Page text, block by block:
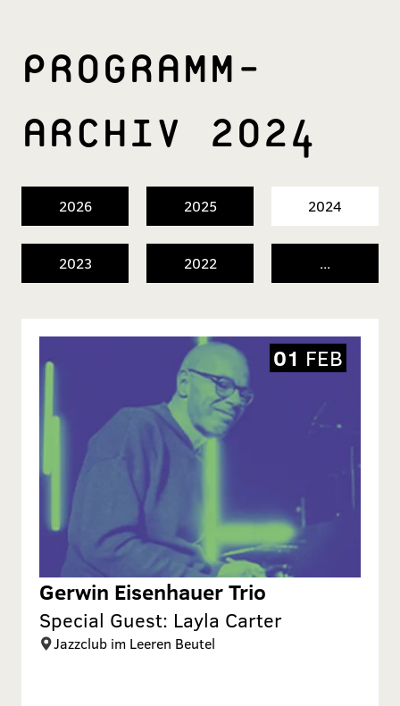
PROGRAMM­
ARCHIV 2024
2026 2025 2024
2023 2022 ...
Gerwin Eisenhauer Trio
Special Guest: Layla Carter
Jazzclub im Leeren Beutel
01 FEB